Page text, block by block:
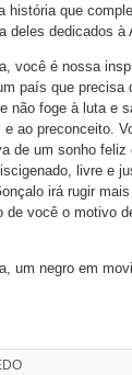
história que
deles dedicados à
você é nossa
país que precisa
não foge à luta e
ao preconceito.
de um sonho feliz
livre e
irá rugir
de você o motivo
um negro em